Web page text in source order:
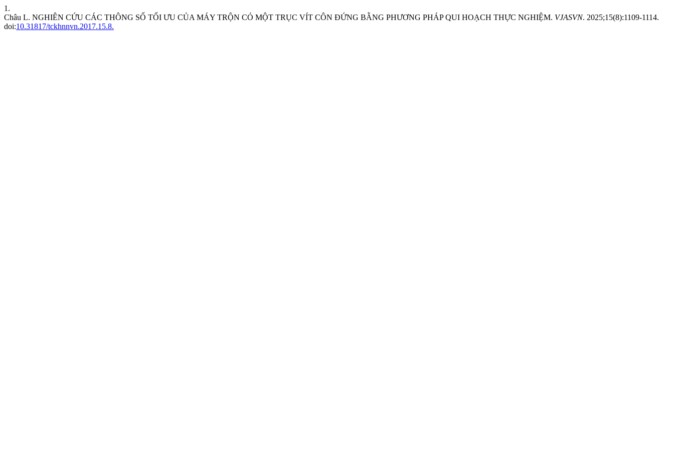
1.
Châu L. NGHIÊN CỨU CÁC THÔNG SỐ TỐI ƯU CỦA MÁY TRỘN CỎ MỘT TRỤC VÍT CÔN ĐỨNG BẰNG PHƯƠNG PHÁP QUI HOẠCH THỰC NGHIỆM. VJASVN. 2025;15(8):1109-1114.
doi:10.31817/tckhnnvn.2017.15.8.